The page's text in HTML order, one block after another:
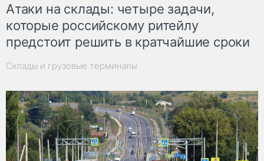
Атаки на склады: четыре задачи,
которые российскому ритейлу
предстоит решить в кратчайшие сроки
Склады и грузовые терминалы